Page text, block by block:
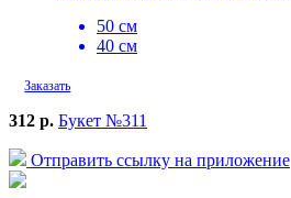
50 см
40 см
Заказать
312 р. Букет №311
Отправить ссылку на приложение